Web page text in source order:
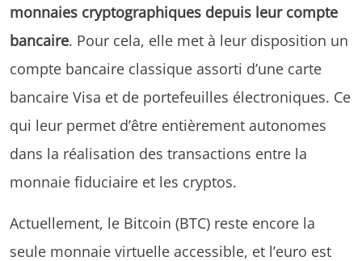
monnaies cryptographiques depuis leur compte
bancaire. Pour cela, elle met à leur disposition un
compte bancaire classique assorti d’une carte
bancaire Visa et de portefeuilles électroniques. Ce
qui leur permet d’être entièrement autonomes
dans la réalisation des transactions entre la
monnaie fiduciaire et les cryptos.
Actuellement, le Bitcoin (BTC) reste encore la
seule monnaie virtuelle accessible, et l’euro est